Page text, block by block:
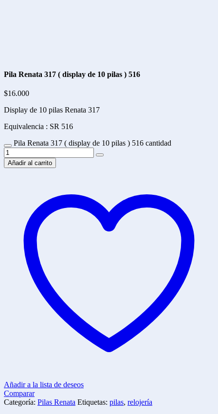
Pila Renata 317 ( display de 10 pilas ) 516
$16.000
Display de 10 pilas Renata 317
Equivalencia : SR 516
Pila Renata 317 ( display de 10 pilas ) 516 cantidad
Añadir al carrito
Añadir a la lista de deseos
Comparar
Categoría: Pilas Renata Etiquetas: pilas, relojería